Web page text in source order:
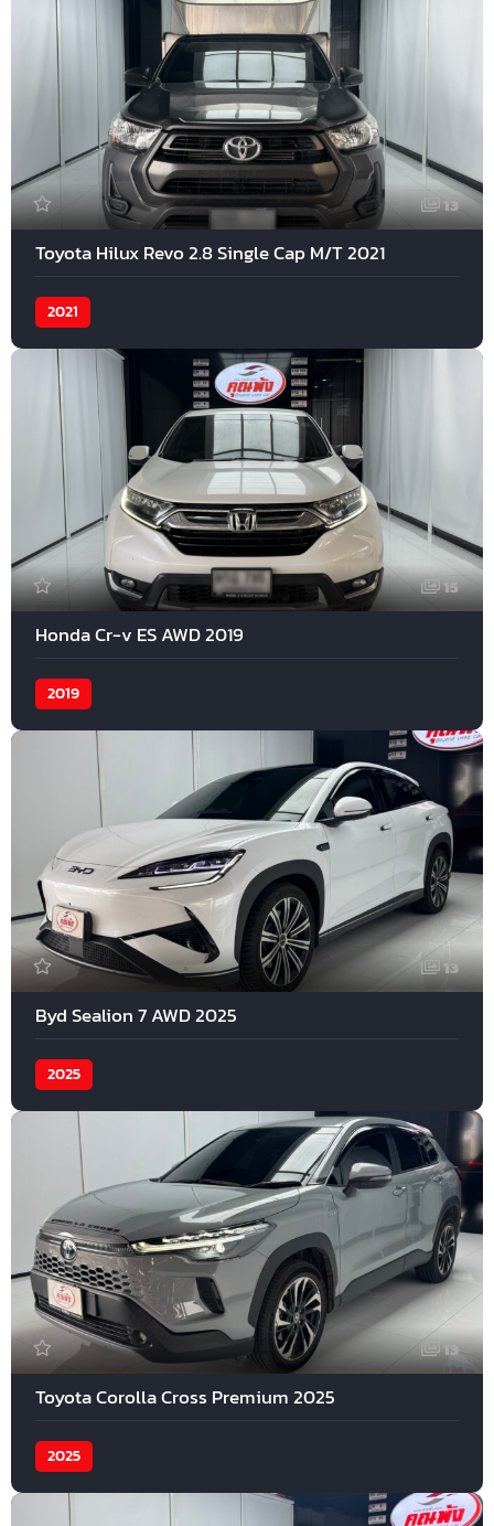
13
Toyota Hilux Revo 2.8 Single Cap M/T 2021
2021
15
Honda Cr-v ES AWD 2019
2019
13
Byd Sealion 7 AWD 2025
2025
13
Toyota Corolla Cross Premium 2025
2025